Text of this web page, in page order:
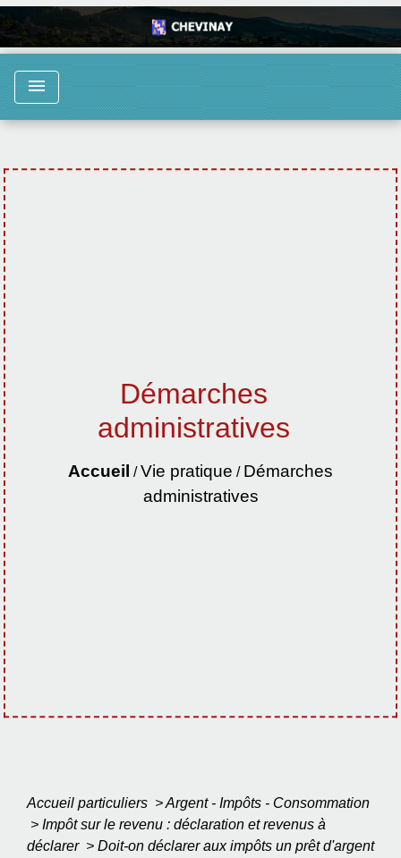
menu
Démarches
administratives
Accueil /Vie pratique / Démarches
administratives
Accueil particuliers >Argent - Impôts - Consommation
> Impôt sur le revenu : déclaration et revenus à
déclarer > Doit-on déclarer aux impôts un prêt d'argent